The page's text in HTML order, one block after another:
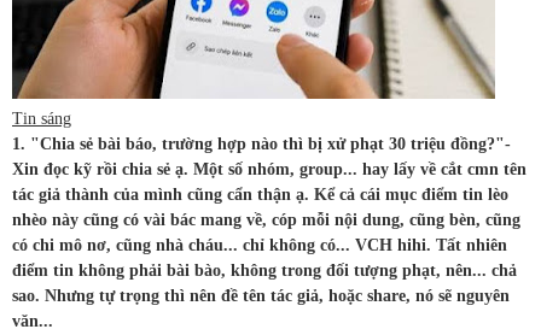
Tin sáng
1. "Chia sẻ bài báo, trường hợp nào thì bị xử phạt 30 triệu đồng?"-
Xin đọc kỹ rồi chia sẻ ạ. Một số nhóm, group... hay lấy về cắt cmn tên
tác giả thành của mình cũng cẩn thận ạ. Kể cả cái mục điểm tin lèo
nhèo này cũng có vài bác mang về, cóp mỗi nội dung, cũng bèn, cũng
có chi mô nơ, cũng nhà cháu... chỉ không có... VCH hihi. Tất nhiên
điểm tin không phải bài bào, không trong đối tượng phạt, nên... chả
sao. Nhưng tự trọng thì nên đề tên tác giả, hoặc share, nó sẽ nguyên
văn...